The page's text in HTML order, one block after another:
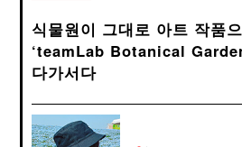
식물원이 그대로 아트 작품
‘teamLab Botanical
다가서다